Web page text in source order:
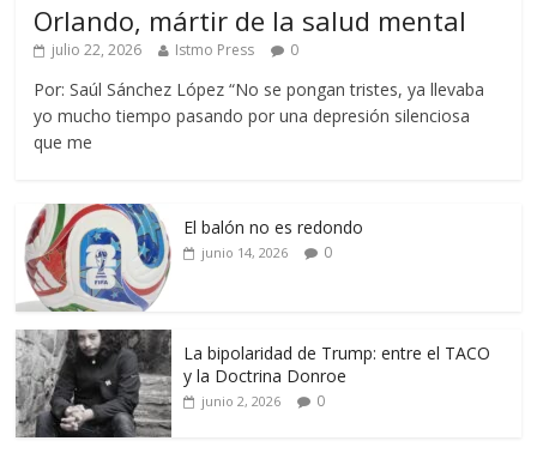
Orlando, mártir de la salud mental
julio 22, 2026 Istmo Press 0
Por: Saúl Sánchez López “No se pongan tristes, ya llevaba
yo mucho tiempo pasando por una depresión silenciosa
que me
El balón no es redondo
junio 14, 2026 0
La bipolaridad de Trump: entre el TACO
y la Doctrina Donroe
junio 2, 2026 0